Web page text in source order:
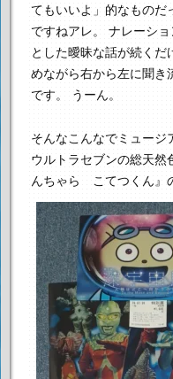
てもいいよ」的なものだ
ですねアレ。
ナレーシ
とした曖昧な話が続くだ
めながら右から左に聞き
です。
うーん。
そんなこんなでミュージ
ウルトラセブンの総天然
んちゃら こてつくん』